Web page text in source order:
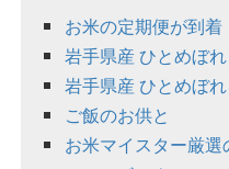
お米の定期便が到着
岩手県産 ひとめぼ
岩手県産 ひとめぼ
ご飯のお供と
お米マイスター厳